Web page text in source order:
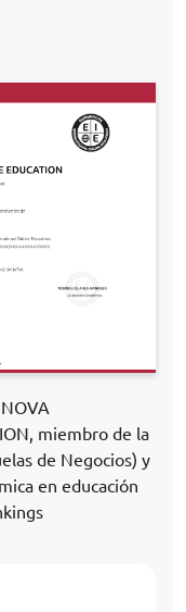
miembro de la
de Negocios) y
en educación